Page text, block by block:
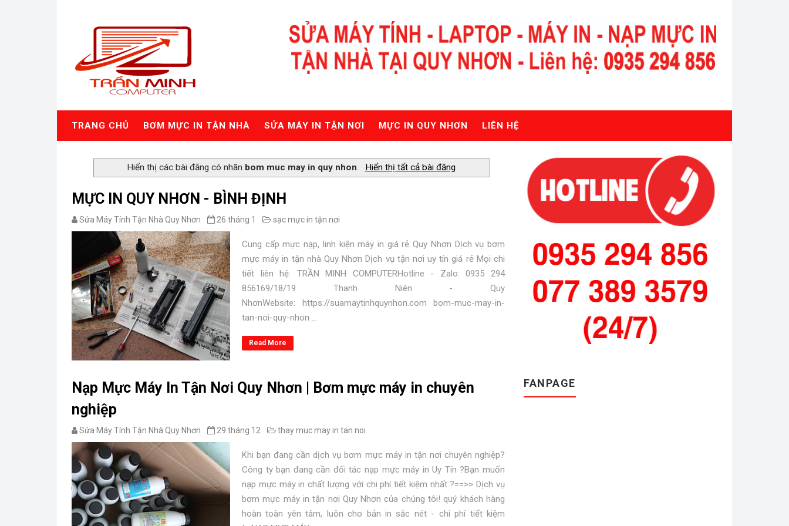
TRANG CHỦ BƠM MỰC IN TẬN NHÀ SỬA MÁY IN TẬN NƠI MỰC IN QUY NHƠN LIÊN HỆ
Hiển thị các bài đăng có nhãn bom muc may in quy nhon. Hiển thị tất cả bài đăng
MỰC IN QUY NHƠN - BÌNH ĐỊNH
Sửa Máy Tính Tận Nhà Quy Nhơn 26 tháng 1 sạc mực in tận nơi
Cung cấp mực nạp, linh kiện máy in giá rẻ Quy Nhơn Dịch vụ bơm
mực máy in tận nhà Quy Nhơn Dịch vụ tận nơi uy tín giá rẻ Mọi chi
tiết liên hệ: TRẦN MINH COMPUTERHotline - Zalo: 0935 294
856169/18/19 Thanh Niên - Quy
NhơnWebsite: https://suamaytinhquynhon.com bom-muc-may-in-
tan-noi-quy-nhon ...
Read More
Nạp Mực Máy In Tận Nơi Quy Nhơn | Bơm mực máy in chuyên
nghiệp
Sửa Máy Tính Tận Nhà Quy Nhơn 29 tháng 12 thay muc may in tan noi
Khi bạn đang cần dịch vụ bơm mực máy in tận nơi chuyên nghiệp?
Công ty bạn đang cần đối tác nạp mực máy in Uy Tín ?Bạn muốn
nạp mực máy in chất lượng với chi phí tiết kiệm nhất ?==>> Dịch vụ
bơm mực máy in tận nơi Quy Nhơn của chúng tôi! quý khách hàng
hoàn toàn yên tâm, luôn cho bản in sắc nét - chi phí tiết kiệm
FANPAGE